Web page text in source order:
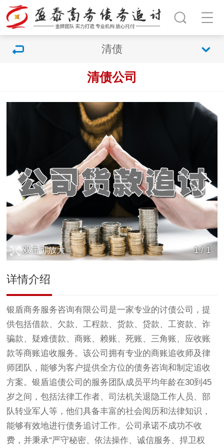
清债
清债公司
1/ 1
双击可放大
详情介绍
银盾商务服务咨询有限公司是一家专业的讨债公司
，提
供包括借款、欠款、工程款、货款、贷款、工资款、诈
骗款、疑难债款、商账、赖账、死账、三角账、应收账
款等商账追收服务。该公司拥有专业的商账追收师及律
师团队，能够为客户提供全方位的债务咨询和制定追收
方案。银盾追债公司的服务团队成员平均年龄在30到45
岁之间，包括法律工作者、司法机关退隐工作人员、部
队转业军人等，他们具备丰富的社会阅历和法律知识，
能够有效地进行债务追讨工作。公司承诺不成功不收
费，并秉承“严守秘密、依法操作、诚信服务、捍卫权